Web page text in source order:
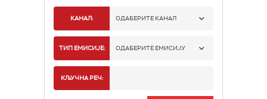
КАНАЛ: ОДАБЕРИТЕ КАНАЛ
РАДИО БЕОГРАД 1
ТИП ЕМИСИЈЕ: ОДАБЕРИТЕ ЕМИСИЈУ
КЉУЧНА РЕЧ: